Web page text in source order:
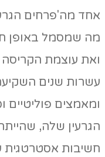
אחד מה'פרחים
מה שמסמל באופן
ואת עוצמת
עשרות שנים
ומאמצים פוליטיים
הגרעין שלה,
חשיבות אסטרטגית